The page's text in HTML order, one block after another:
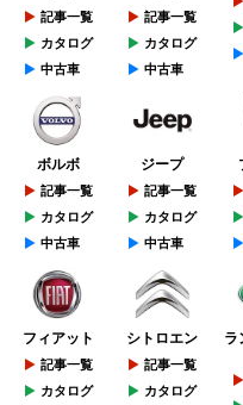
記事一覧
カタログ
中古車
記事一覧
カタログ
中古車
ボルボ
記事一覧
カタログ
中古車
ジープ
記事一覧
カタログ
中古車
フィアット
記事一覧
カタログ
シトロエン
記事一覧
カタログ
ラ